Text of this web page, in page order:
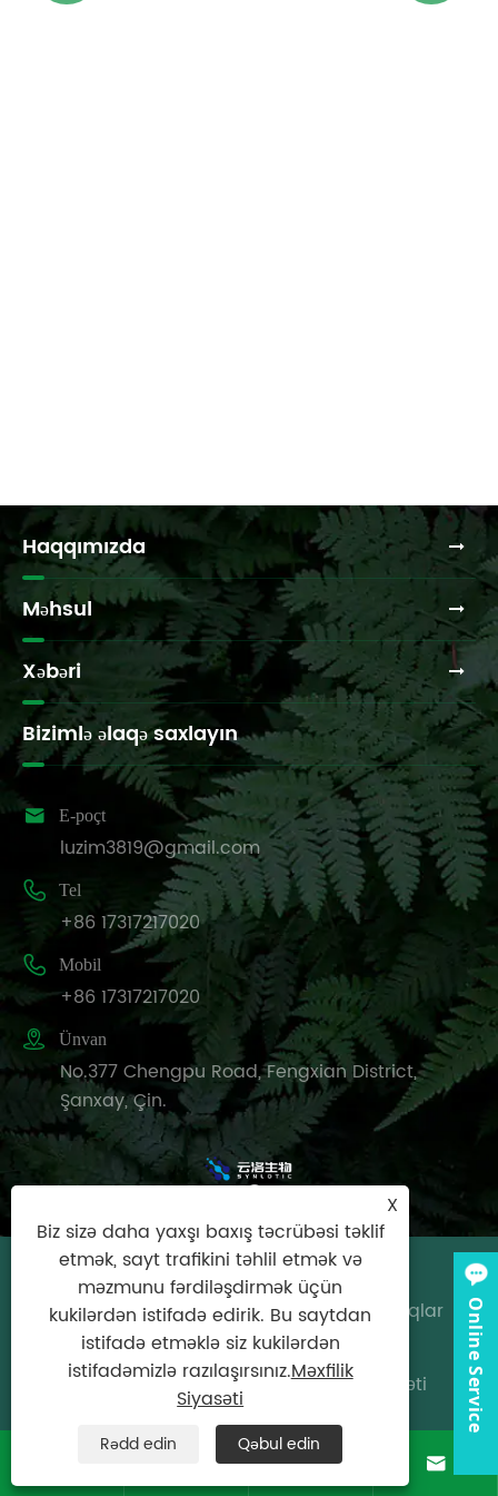
Haqqımızda
Məhsul
Xəbəri
Bizimlə əlaqə saxlayın
 E-poçt
luzim3819@gmail.com
 Tel
+86 17317217020
 Mobil
+86 17317217020
 Ünvan
No.377 Chengpu Road, Fengxian District,
Şanxay, Çin.
Copyright © 2025 Synlotic
Biotech（Shanghai）Co., Ltd. Bütün hüquqlar
qorunur.
Links|Sitemap|RSS|XML|Məxfilik Siyasəti
 
X
Biz sizə daha yaxşı baxış təcrübəsi təklif
etmək, sayt trafikini təhlil etmək və
məzmunu fərdiləşdirmək üçün
kukilərdən istifadə edirik. Bu saytdan
istifadə etməklə siz kukilərdən
istifadəmizlə razılaşırsınız.Məxfilik
Siyasəti
Rədd edin Qəbul edin
Online Service